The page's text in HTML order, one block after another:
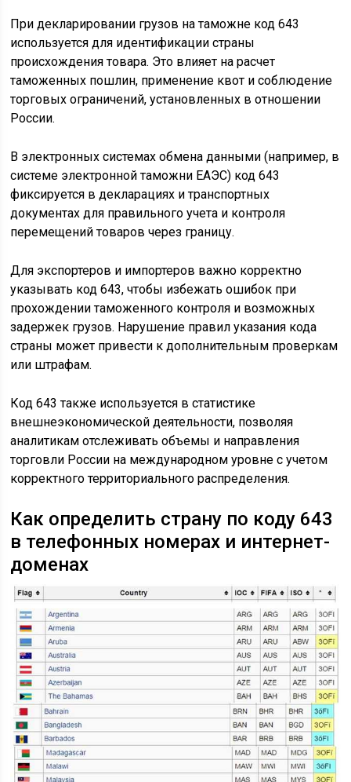
При декларировании грузов на таможне код 643
используется для идентификации страны
происхождения товара. Это влияет на расчет
таможенных пошлин, применение квот и соблюдение
торговых ограничений, установленных в отношении
России.
В электронных системах обмена данными (например, в
системе электронной таможни ЕАЭС) код 643
фиксируется в декларациях и транспортных
документах для правильного учета и контроля
перемещений товаров через границу.
Для экспортеров и импортеров важно корректно
указывать код 643, чтобы избежать ошибок при
прохождении таможенного контроля и возможных
задержек грузов. Нарушение правил указания кода
страны может привести к дополнительным проверкам
или штрафам.
Код 643 также используется в статистике
внешнеэкономической деятельности, позволяя
аналитикам отслеживать объемы и направления
торговли России на международном уровне с учетом
корректного территориального распределения.
Как определить страну по коду 643
в телефонных номерах и интернет-
доменах